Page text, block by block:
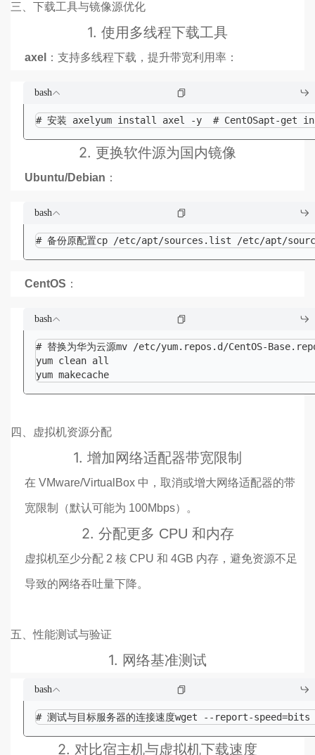
三、下载工具与镜像源优化
1. 使用多线程下载工具
axel ：支持多线程下载，提升带宽利用率：
bash
# 安装 axelyum install axel -y  # CentOSapt-get
2. 更换软件源为国内镜像
Ubuntu/Debian ：
bash
# 备份原配置cp /etc/apt/sources.list /etc/apt/
CentOS ：
bash
# 替换为华为云源mv /etc/yum.repos.d/CentOS-
yum clean all
yum makecache
四、虚拟机资源分配
1. 增加网络适配器带宽限制
在 VMware/VirtualBox 中，取消或增大网络适配器的带
宽限制（默认可能为 100Mbps）。
2. 分配更多 CPU 和内存
虚拟机至少分配 2 核 CPU 和 4GB 内存，避免资源不足
导致的网络吞吐量下降。
五、性能测试与验证
1. 网络基准测试
bash
# 测试与目标服务器的连接速度wget --report-
2. 对比宿主机与虚拟机下载速度